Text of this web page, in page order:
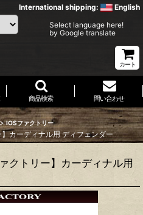
International shipping: English
Select language here!
by Google translate
カート
商品検索 問い合わせ
> IOSファクトリー
カーディナル用 ディフェンダー
クトリー】カーディナル用